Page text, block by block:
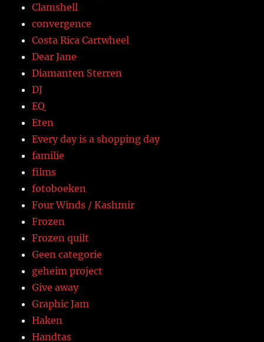
Clamshell
convergence
Costa Rica Cartwheel
Dear Jane
Diamanten Sterren
DJ
EQ
Eten
Every day is a shopping day
familie
films
fotoboeken
Four Winds / Kashmir
Frozen
Frozen quilt
Geen categorie
geheim project
Give away
Graphic Jam
Haken
Handtas